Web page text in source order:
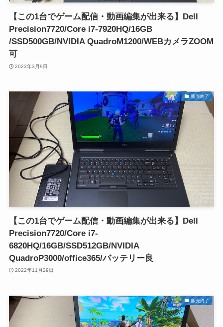
【この1台でゲーム配信・動画編集が出来る】Dell
Precision7720/Core i7-7920HQ/16GB
/SSD500GB/NVIDIA QuadroM1200/WEBカメラZOOM
可
2023年3月9日
販売終了
【この1台でゲーム配信・動画編集が出来る】Dell
Precision7720/Core i7-
6820HQ/16GB/SSD512GB/NVIDIA
QuadroP3000/office365/バッテリー良
2022年11月29日
販売終了